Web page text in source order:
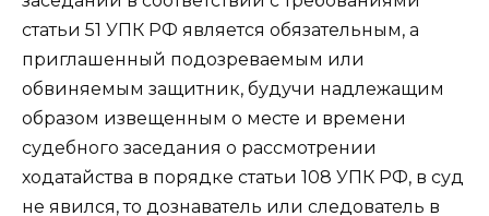
статьи 51 УПК РФ является обязательным, а
приглашенный подозреваемым или
обвиняемым защитник, будучи надлежащим
образом извещенным о месте и времени
судебного заседания о рассмотрении
ходатайства в порядке статьи 108 УПК РФ, в суд
не явился, то дознаватель или следователь в